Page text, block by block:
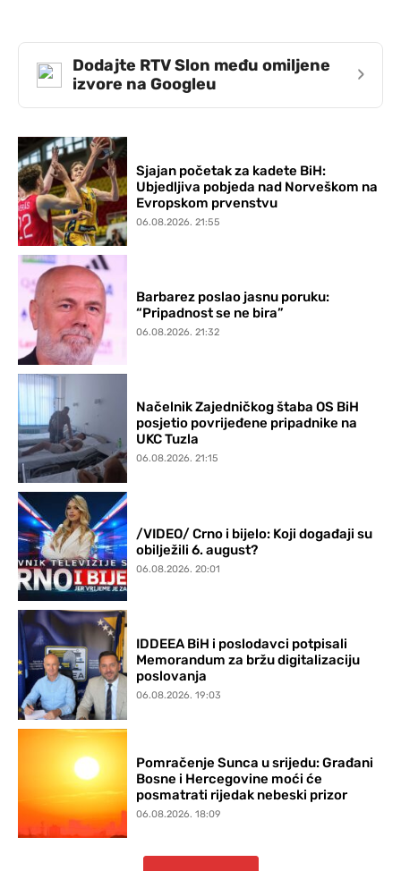
Dodajte RTV Slon među omiljene
izvore na Googleu
›
Sjajan početak za kadete BiH:
Ubjedljiva pobjeda nad Norveškom na
Evropskom prvenstvu
06.08.2026. 21:55
Barbarez poslao jasnu poruku:
“Pripadnost se ne bira”
06.08.2026. 21:32
Načelnik Zajedničkog štaba OS BiH
posjetio povrijeđene pripadnike na
UKC Tuzla
06.08.2026. 21:15
/VIDEO/ Crno i bijelo: Koji događaji su
obilježili 6. august?
06.08.2026. 20:01
IDDEEA BiH i poslodavci potpisali
Memorandum za bržu digitalizaciju
poslovanja
06.08.2026. 19:03
Pomračenje Sunca u srijedu: Građani
Bosne i Hercegovine moći će
posmatrati rijedak nebeski prizor
06.08.2026. 18:09